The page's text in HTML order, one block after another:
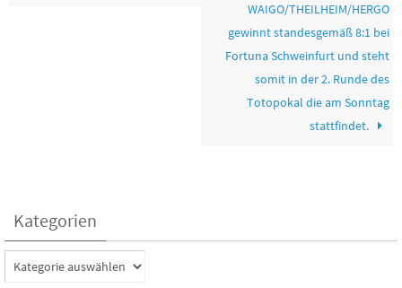
WAIGO/THEILHEIM/HERGO
gewinnt standesgemäß 8:1 bei
Fortuna Schweinfurt und steht
somit in der 2. Runde des
Totopokal die am Sonntag
stattfindet.
Kategorien
Kategorien